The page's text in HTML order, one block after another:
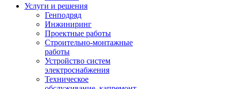
Услуги и решения
Генподряд
Инжиниринг
Проектные работы
Строительно-монтажные
работы
Устройство систем
электроснабжения
Техническое